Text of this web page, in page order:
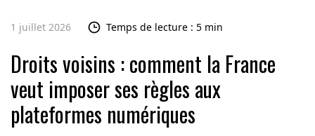
1 juillet 2026 Temps de lecture : 5 min
Droits voisins : comment la France
veut imposer ses règles aux
plateformes numériques